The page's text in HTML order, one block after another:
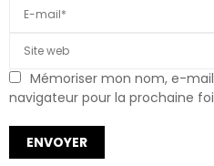
Mémoriser mon nom, e-
navigateur pour la prochaine